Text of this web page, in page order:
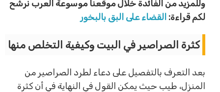
وللمزيد من الفائدة خلال موقعنا موسوعة العرب نرشح
لكم قراءة:القضاء على البق بالبخور
كثرة الصراصير في البيت وكيفية التخلص منها
بعد التعرف بالتفصيل على دعاء لطرد الصراصير من
المنزل، طيب حيث يمكن القول في النهاية في أن كثرة